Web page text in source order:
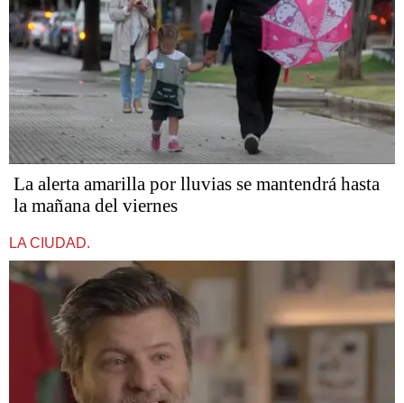
La alerta amarilla por lluvias se mantendrá hasta
la mañana del viernes
LA CIUDAD.